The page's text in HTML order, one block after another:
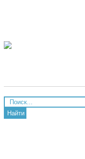
Найти